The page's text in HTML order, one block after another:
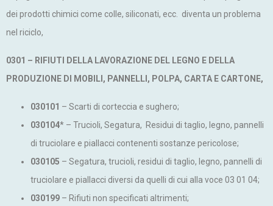
dei prodotti chimici come colle, siliconati, ecc. diventa un problema
nel riciclo,
0301 – RIFIUTI DELLA LAVORAZIONE DEL LEGNO E DELLA
PRODUZIONE DI MOBILI, PANNELLI, POLPA, CARTA E CARTONE,
030101 – Scarti di corteccia e sughero;
030104* – Trucioli, Segatura, Residui di taglio, legno, pannelli
di truciolare e piallacci contenenti sostanze pericolose;
030105 – Segatura, trucioli, residui di taglio, legno, pannelli di
truciolare e piallacci diversi da quelli di cui alla voce 03 01 04;
030199 – Rifiuti non specificati altrimenti;